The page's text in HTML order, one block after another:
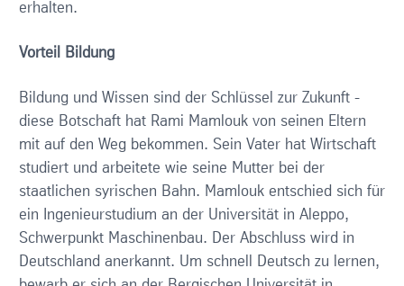
erhalten.
Vorteil Bildung
Bildung und Wissen sind der Schlüssel zur Zukunft -
diese Botschaft hat Rami Mamlouk von seinen Eltern
mit auf den Weg bekommen. Sein Vater hat Wirtschaft
studiert und arbeitete wie seine Mutter bei der
staatlichen syrischen Bahn. Mamlouk entschied sich für
ein Ingenieurstudium an der Universität in Aleppo,
Schwerpunkt Maschinenbau. Der Abschluss wird in
Deutschland anerkannt. Um schnell Deutsch zu lernen,